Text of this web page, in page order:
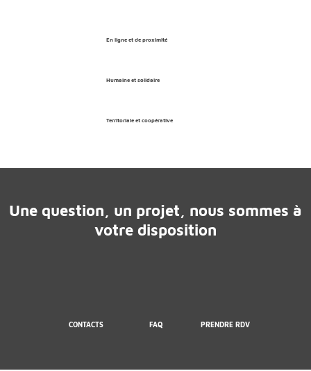
En ligne et de proximité
Humaine et solidaire
Territoriale et coopérative
Une question, un projet, nous sommes à
votre disposition
CONTACTS FAQ PRENDRE RDV